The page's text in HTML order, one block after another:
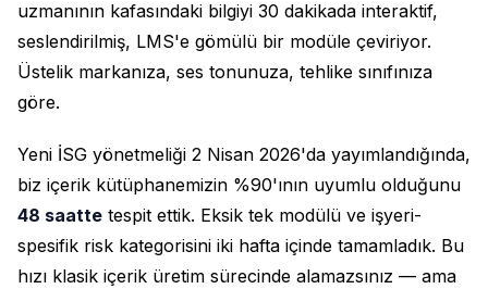
uzmanının kafasındaki bilgiyi 30 dakikada interaktif,
seslendirilmiş, LMS'e gömülü bir modüle çeviriyor.
Üstelik markanıza, ses tonunuza, tehlike sınıfınıza
göre.
Yeni İSG yönetmeliği 2 Nisan 2026'da yayımlandığında,
biz içerik kütüphanemizin %90'ının uyumlu olduğunu
48 saatte tespit ettik. Eksik tek modülü ve işyeri-
spesifik risk kategorisini iki hafta içinde tamamladık. Bu
hızı klasik içerik üretim sürecinde alamazsınız — ama